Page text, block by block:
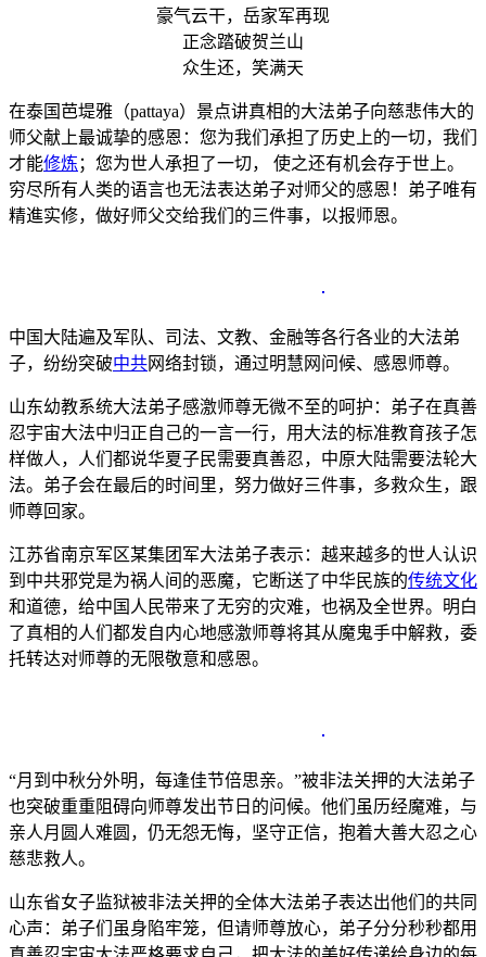
豪气云干，岳家军再现
正念踏破贺兰山
众生还，笑满天
在泰国芭堤雅（pattaya）景点讲真相的大法弟子向慈悲伟大的
师父献上最诚挚的感恩：您为我们承担了历史上的一切，我们
才能修炼 ；您为世人承担了一切， 使之还有机会存于世上。
穷尽所有人类的语言也无法表达弟子对师父的感恩！弟子唯有
精進实修，做好师父交给我们的三件事，以报师恩。
中国大陆遍及军队、司法、文教、金融等各行各业的大法弟
子，纷纷突破中共网络封锁，通过明慧网问候、感恩师尊。
山东幼教系统大法弟子感激师尊无微不至的呵护：弟子在真善
忍宇宙大法中归正自己的一言一行，用大法的标准教育孩子怎
样做人，人们都说华夏子民需要真善忍，中原大陆需要法轮大
法。弟子会在最后的时间里，努力做好三件事，多救众生，跟
师尊回家。
江苏省南京军区某集团军大法弟子表示：越来越多的世人认识
到中共邪党是为祸人间的恶魔，它断送了中华民族的传统文化
和道德，给中国人民带来了无穷的灾难，也祸及全世界。明白
了真相的人们都发自内心地感激师尊将其从魔鬼手中解救，委
托转达对师尊的无限敬意和感恩。
“月到中秋分外明，每逢佳节倍思亲。”被非法关押的大法弟子
也突破重重阻碍向师尊发出节日的问候。他们虽历经魔难，与
亲人月圆人难圆，仍无怨无悔，坚守正信，抱着大善大忍之心
慈悲救人。
山东省女子监狱被非法关押的全体大法弟子表达出他们的共同
心声：弟子们虽身陷牢笼，但请师尊放心，弟子分分秒秒都用